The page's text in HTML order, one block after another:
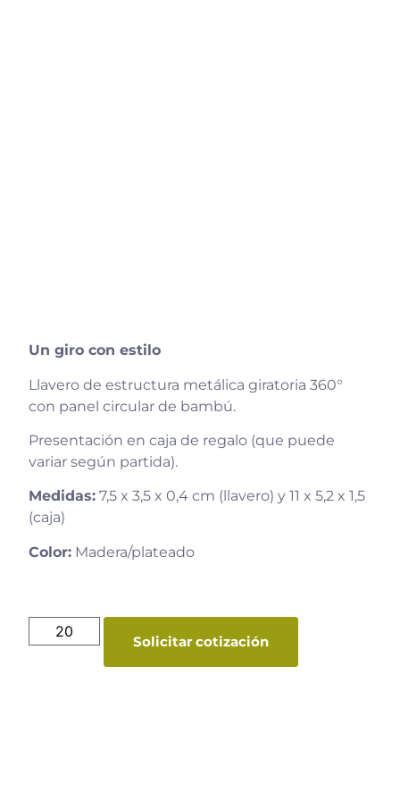
Un giro con estilo
Llavero de estructura metálica giratoria 360°
con panel circular de bambú.
Presentación en caja de regalo (que puede
variar según partida).
Medidas: 7,5 x 3,5 x 0,4 cm (llavero) y 11 x 5,2 x 1,5
(caja)
Color: Madera/plateado
Solicitar cotización